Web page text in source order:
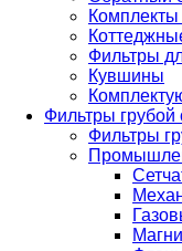
Фильтры
Кувшины
Фильтры грубой
Фильтры